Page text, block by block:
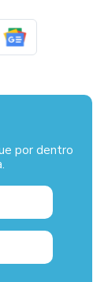
por dentro